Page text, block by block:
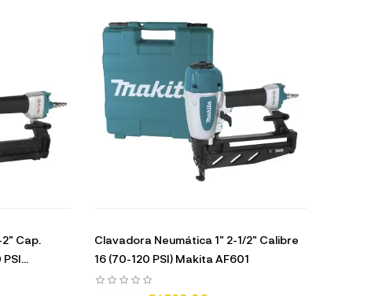
Cap.
Clavadora Neumática 1" 2-1/2" Calibre
16 (70-120 PSI) Makita AF601